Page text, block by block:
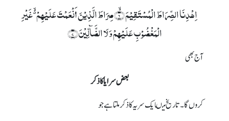
اِہۡدِنَا الصِّرَاطَ الۡمُسۡتَقِیۡمَ ۙ﴿۶﴾ صِرَاطَ الَّذِیۡنَ أَنۡعَمۡتَ عَلَیۡہِمۡ ۬ۙ غَیۡرِ
الۡمَغۡضُوۡبِ عَلَیۡہِمۡ وَ لَا الضَّآلِّیۡنَ﴿۷﴾
آج بھی
بعض سرایاکا ذکر
کروں گا۔ تاریخ میںایک سریہ کا ذکر ملتا ہے جو